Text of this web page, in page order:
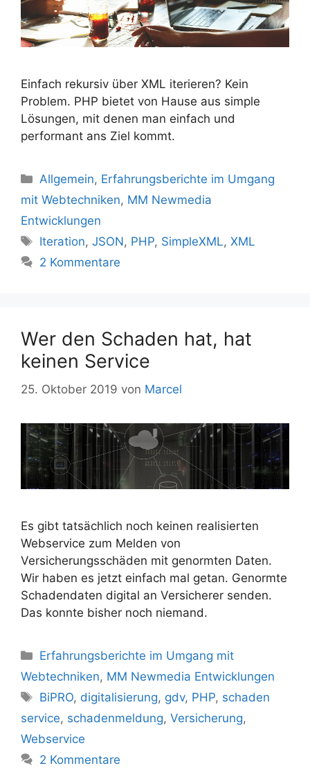
Einfach rekursiv über XML iterieren? Kein
Problem. PHP bietet von Hause aus simple
Lösungen, mit denen man einfach und
performant ans Ziel kommt.
Kategorien
Allgemein, Erfahrungsberichte im Umgang
mit Webtechniken, MM Newmedia
Entwicklungen
Schlagwörter
Iteration,JSON, PHP, SimpleXML,XML
2 Kommentare
Wer den Schaden hat, hat
keinen Service
25. Oktober 2019 von Marcel
Es gibt tatsächlich noch keinen realisierten
Webservice zum Melden von
Versicherungsschäden mit genormten Daten.
Wir haben es jetzt einfach mal getan. Genormte
Schadendaten digital an Versicherer senden.
Das konnte bisher noch niemand.
Kategorien
Erfahrungsberichte im Umgang mit
Webtechniken, MM Newmedia Entwicklungen
Schlagwörter
BiPRO, digitalisierung, gdv, PHP, schaden
service, schadenmeldung, Versicherung,
Webservice
2 Kommentare